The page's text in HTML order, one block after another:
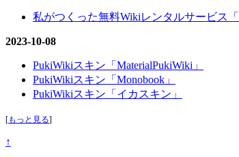
私がつくった無料Wikiレンタルサービス
2023-10-08
PukiWikiスキン「MaterialPukiWiki」
PukiWikiスキン「Monobook」
PukiWikiスキン「イカスキン」
[もっと見る]
↑